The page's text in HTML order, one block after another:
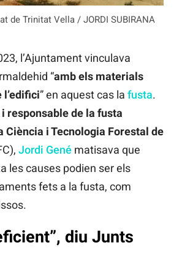
de Trinitat Vella / JORDI SUBIRANA
l’Ajuntament vinculava
“amb els materials
” en aquest cas la fusta.
responsable de la fusta
Ciència i Tecnologia Forestal de
Jordi Gené matisava que
les causes podien ser els
fets a la fusta, com
diu Junts